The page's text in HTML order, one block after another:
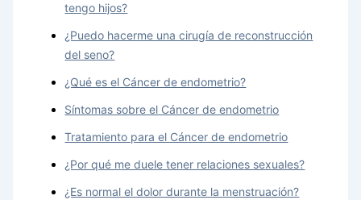
tengo hijos?
¿Puedo hacerme una cirugía de reconstrucción
del seno?
¿Qué es el Cáncer de endometrio?
Síntomas sobre el Cáncer de endometrio
Tratamiento para el Cáncer de endometrio
¿Por qué me duele tener relaciones sexuales?
¿Es normal el dolor durante la menstruación?